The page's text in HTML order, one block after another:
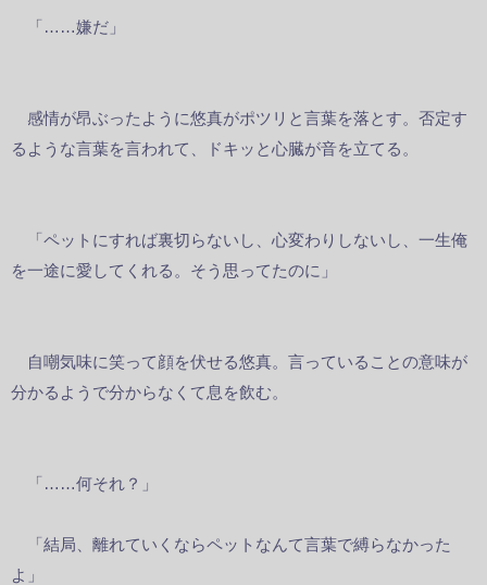
「……嫌だ」
感情が昂ぶったように悠真がポツリと言葉を落とす。否定す
るような言葉を言われて、ドキッと心臓が音を立てる。
「ペットにすれば裏切らないし、心変わりしないし、一生俺
を一途に愛してくれる。そう思ってたのに」
自嘲気味に笑って顔を伏せる悠真。言っていることの意味が
分かるようで分からなくて息を飲む。
「……何それ？」
「結局、離れていくならペットなんて言葉で縛らなかった
よ」